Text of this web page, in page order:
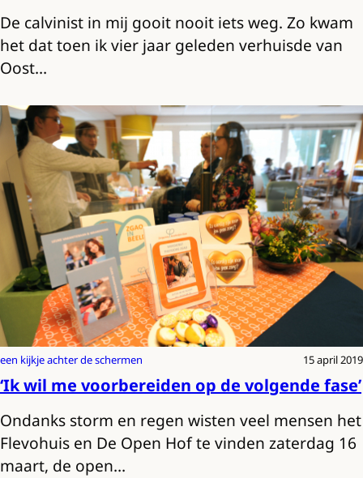
De calvinist in mij gooit nooit iets weg. Zo kwam
het dat toen ik vier jaar geleden verhuisde van
Oost…
een kijkje achter de schermen 15 april 2019
‘Ik wil me voorbereiden op de volgende fase’
Ondanks storm en regen wisten veel mensen het
Flevohuis en De Open Hof te vinden zaterdag 16
maart, de open…